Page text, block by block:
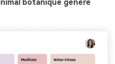
botanique généré